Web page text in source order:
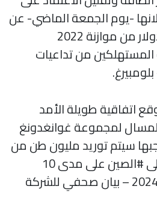
-يوم الجمعة الماضي- عن
خطة إنفاق 3.2 مليار دولار من موازنة 2022
من تداعيات
اتفاقية طويلة الأمد
المسال لمجموعة غوانغدونغ
سيتم توريد مليون طن من
الغاز الطبيعي سنوياً إلى #الصين على مدى 10
سنوات تبدأ في العام 2024 – بيان صحفي للشركة